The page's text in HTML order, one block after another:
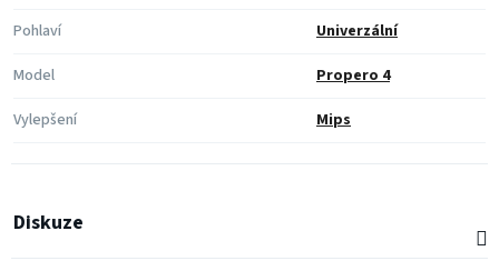
Pohlaví
Univerzální
Model
Propero 4
Vylepšení
Mips
Diskuze